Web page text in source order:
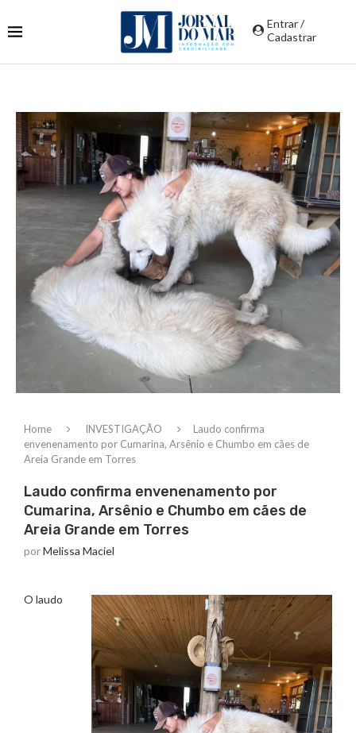
Entrar /
Cadastrar
Home INVESTIGAÇÃO
Laudo confirma
envenenamento por Cumarina, Arsênio e Chumbo em cães de
Areia Grande em Torres
Laudo confirma envenenamento por
Cumarina, Arsênio e Chumbo em cães de
Areia Grande em Torres
porMelissa Maciel
O laudo